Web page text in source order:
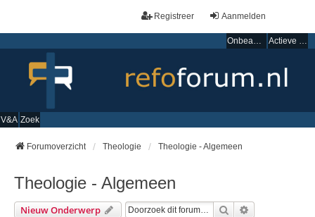
Aanmelden
Registreer
Onbeantwoorde onderwerpen Actieve onderwerpen
V&A Zoek
Forumoverzicht Theologie Theologie - Algemeen
Theologie - Algemeen
Nieuw Onderwerp Zoek